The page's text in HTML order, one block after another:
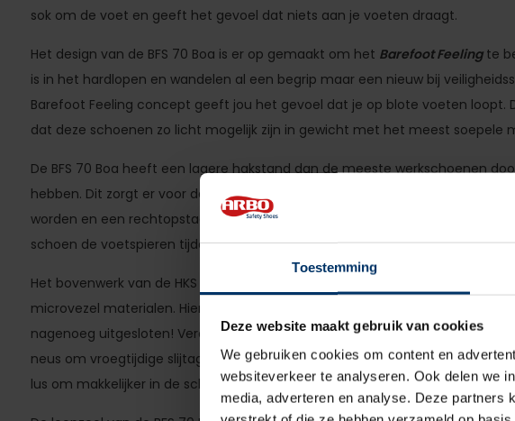
Toestemming
Deze website maakt gebruik van cookies
We gebruiken cookies om content en
websiteverkeer te analyseren. Ook delen we
media, adverteren en analyse. Deze partners
sok om de voet en geeft het gevoel dat niets aan je voeten draagt.
Het design van de BFS 70 Boa is er op gemaakt om het Barefoot Feelingte
is in het hardlopen en wandelen al een begrip maar een nieuw bij
Barefoot Feeling concept geeft jou het gevoel dat je op blote voeten loopt.
dat deze schoenen zo licht mogelijk zijn in gewicht met het meest soepele
De BFS 70 Boa heeft een lagere hakstand dan de meeste werkschoenen
hebben. Dit zorgt er voor dat de wervelkolom en de gewrichten daar
worden en een rechtopstaande houding wordt gestimuleerd. Daarnaast
schoen de voetspieren tijdens het lopen.
Het bovenwerk van de HKS BFS 70 Boa is gemaakt van zo zacht en licht
microvezel materialen. Hierdoor is de kans op drukpunten, wrijving of een
nagenoeg uitgesloten! Verder zit er op het bovenwerk een verstevigde TPU
neus om vroegtijdige slijtage tegen te gaan. Aan de achterzijde zit een
lus om makkelijker in de schoen te stappen.